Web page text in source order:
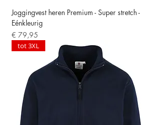
Joggingvest heren Premium - Super stretch -
Eénkleurig
Prijs
€ 79,95
tot 3XL